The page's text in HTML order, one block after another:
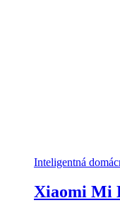
Inteligentná
Xiaomi Mi